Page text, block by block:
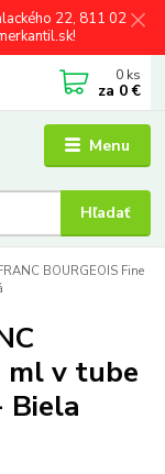
22, 811 02
Menu
Hľadať
0 ks
za 0 €
BOURGEOIS Fine
ml v tube